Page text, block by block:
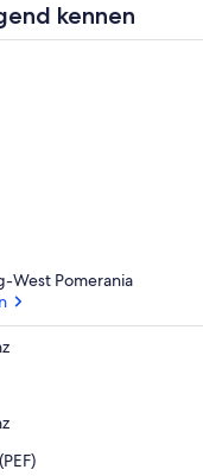
kennen
West Pomerania